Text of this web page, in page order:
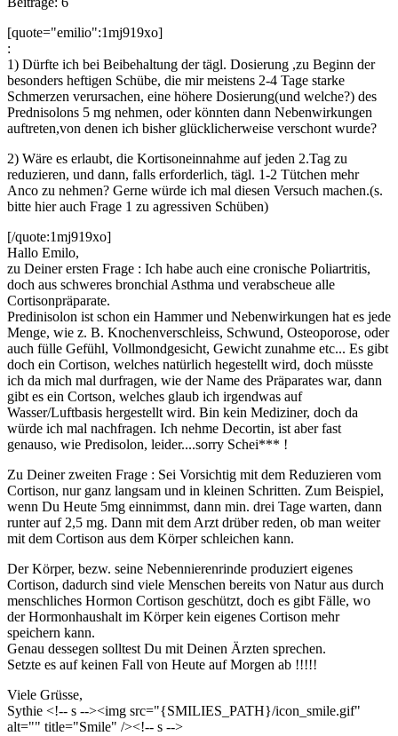
[quote="emilio":1mj919xo]
:
1) Dürfte ich bei Beibehaltung der tägl. Dosierung ,zu Beginn der
besonders heftigen Schübe, die mir meistens 2-4 Tage starke
Schmerzen verursachen, eine höhere Dosierung(und welche?) des
Prednisolons 5 mg nehmen, oder könnten dann Nebenwirkungen
auftreten,von denen ich bisher glücklicherweise verschont wurde?
2) Wäre es erlaubt, die Kortisoneinnahme auf jeden 2.Tag zu
reduzieren, und dann, falls erforderlich, tägl. 1-2 Tütchen mehr
Anco zu nehmen? Gerne würde ich mal diesen Versuch machen.(s.
bitte hier auch Frage 1 zu agressiven Schüben)
[/quote:1mj919xo]
Hallo Emilo,
zu Deiner ersten Frage : Ich habe auch eine cronische Poliartritis,
doch aus schweres bronchial Asthma und verabscheue alle
Cortisonpräparate.
Predinisolon ist schon ein Hammer und Nebenwirkungen hat es jede
Menge, wie z. B. Knochenverschleiss, Schwund, Osteoporose, oder
auch fülle Gefühl, Vollmondgesicht, Gewicht zunahme etc... Es gibt
doch ein Cortison, welches natürlich hegestellt wird, doch müsste
ich da mich mal durfragen, wie der Name des Präparates war, dann
gibt es ein Cortson, welches glaub ich irgendwas auf
Wasser/Luftbasis hergestellt wird. Bin kein Mediziner, doch da
würde ich mal nachfragen. Ich nehme Decortin, ist aber fast
genauso, wie Predisolon, leider....sorry Schei*** !
Zu Deiner zweiten Frage : Sei Vorsichtig mit dem Reduzieren vom
Cortison, nur ganz langsam und in kleinen Schritten. Zum Beispiel,
wenn Du Heute 5mg einnimmst, dann min. drei Tage warten, dann
runter auf 2,5 mg. Dann mit dem Arzt drüber reden, ob man weiter
mit dem Cortison aus dem Körper schleichen kann.
Der Körper, bezw. seine Nebennierenrinde produziert eigenes
Cortison, dadurch sind viele Menschen bereits von Natur aus durch
menschliches Hormon Cortison geschützt, doch es gibt Fälle, wo
der Hormonhaushalt im Körper kein eigenes Cortison mehr
speichern kann.
Genau dessegen solltest Du mit Deinen Ärzten sprechen.
Setzte es auf keinen Fall von Heute auf Morgen ab !!!!!
Viele Grüsse,
Sythie <!-- s --><img src="{SMILIES_PATH}/icon_smile.gif"
alt="" title="Smile" /><!-- s -->